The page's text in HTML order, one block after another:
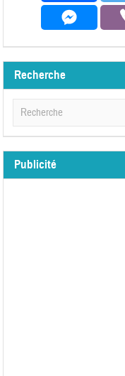
Recherche
Publicité